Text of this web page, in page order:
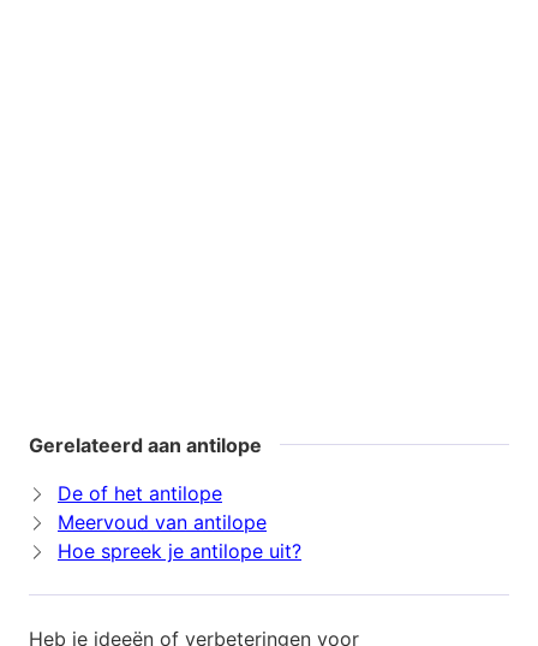
Gerelateerd aan antilope
De of het antilope
Meervoud van antilope
Hoe spreek je antilope uit?
Heb je ideeën of verbeteringen voor